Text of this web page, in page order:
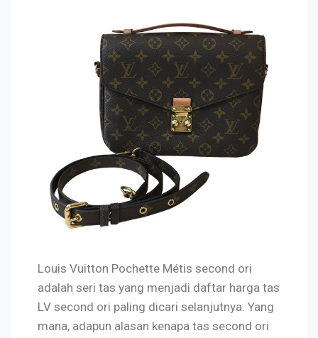
Louis Vuitton Pochette Métis second ori
adalah seri tas yang menjadi daftar harga tas
LV second ori paling dicari selanjutnya. Yang
mana, adapun alasan kenapa tas second ori